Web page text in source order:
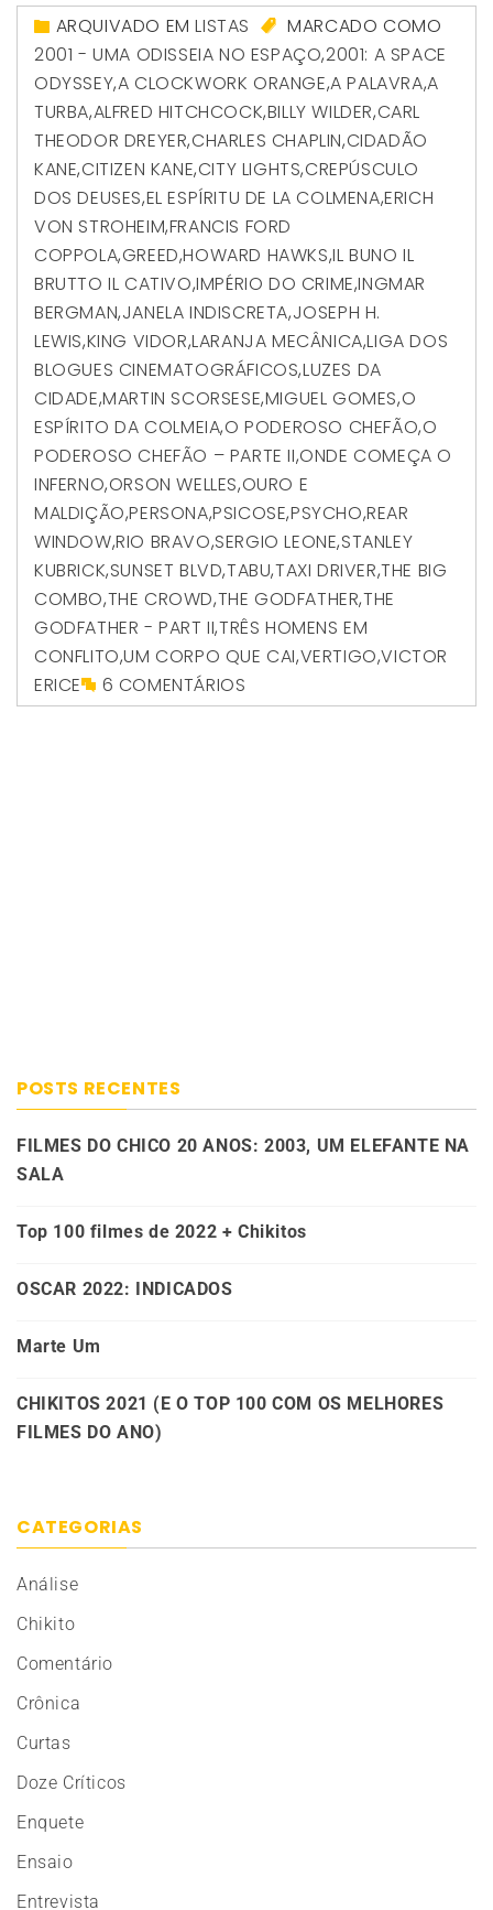
ARQUIVADO EMLISTAS
MARCADO COMO
2001 - UMA ODISSEIA NO ESPAÇO,2001: A SPACE
ODYSSEY,A CLOCKWORK ORANGE,A PALAVRA,A
TURBA,ALFRED HITCHCOCK,BILLY WILDER,CARL
THEODOR DREYER,CHARLES CHAPLIN,CIDADÃO
KANE,CITIZEN KANE,CITY LIGHTS,CREPÚSCULO
DOS DEUSES,EL ESPÍRITU DE LA COLMENA,ERICH
VON STROHEIM,FRANCIS FORD
COPPOLA,GREED,HOWARD HAWKS,IL BUNO IL
BRUTTO IL CATIVO,IMPÉRIO DO CRIME,INGMAR
BERGMAN,JANELA INDISCRETA,JOSEPH H.
LEWIS,KING VIDOR,LARANJA MECÂNICA,LIGA DOS
BLOGUES CINEMATOGRÁFICOS,LUZES DA
CIDADE,MARTIN SCORSESE,MIGUEL GOMES,O
ESPÍRITO DA COLMEIA,O PODEROSO CHEFÃO,O
PODEROSO CHEFÃO – PARTE II,ONDE COMEÇA O
INFERNO,ORSON WELLES,OURO E
MALDIÇÃO,PERSONA,PSICOSE,PSYCHO,REAR
WINDOW,RIO BRAVO,SERGIO LEONE,STANLEY
KUBRICK,SUNSET BLVD,TABU,TAXI DRIVER,THE BIG
COMBO,THE CROWD,THE GODFATHER,THE
GODFATHER - PART II,TRÊS HOMENS EM
CONFLITO,UM CORPO QUE CAI,VERTIGO,VICTOR
ERICE
6 COMENTÁRIOS
POSTS RECENTES
FILMES DO CHICO 20 ANOS: 2003, UM ELEFANTE NA
SALA
Top 100 filmes de 2022 + Chikitos
OSCAR 2022: INDICADOS
Marte Um
CHIKITOS 2021 (E O TOP 100 COM OS MELHORES
FILMES DO ANO)
CATEGORIAS
Análise
Chikito
Comentário
Crônica
Curtas
Doze Críticos
Enquete
Ensaio
Entrevista